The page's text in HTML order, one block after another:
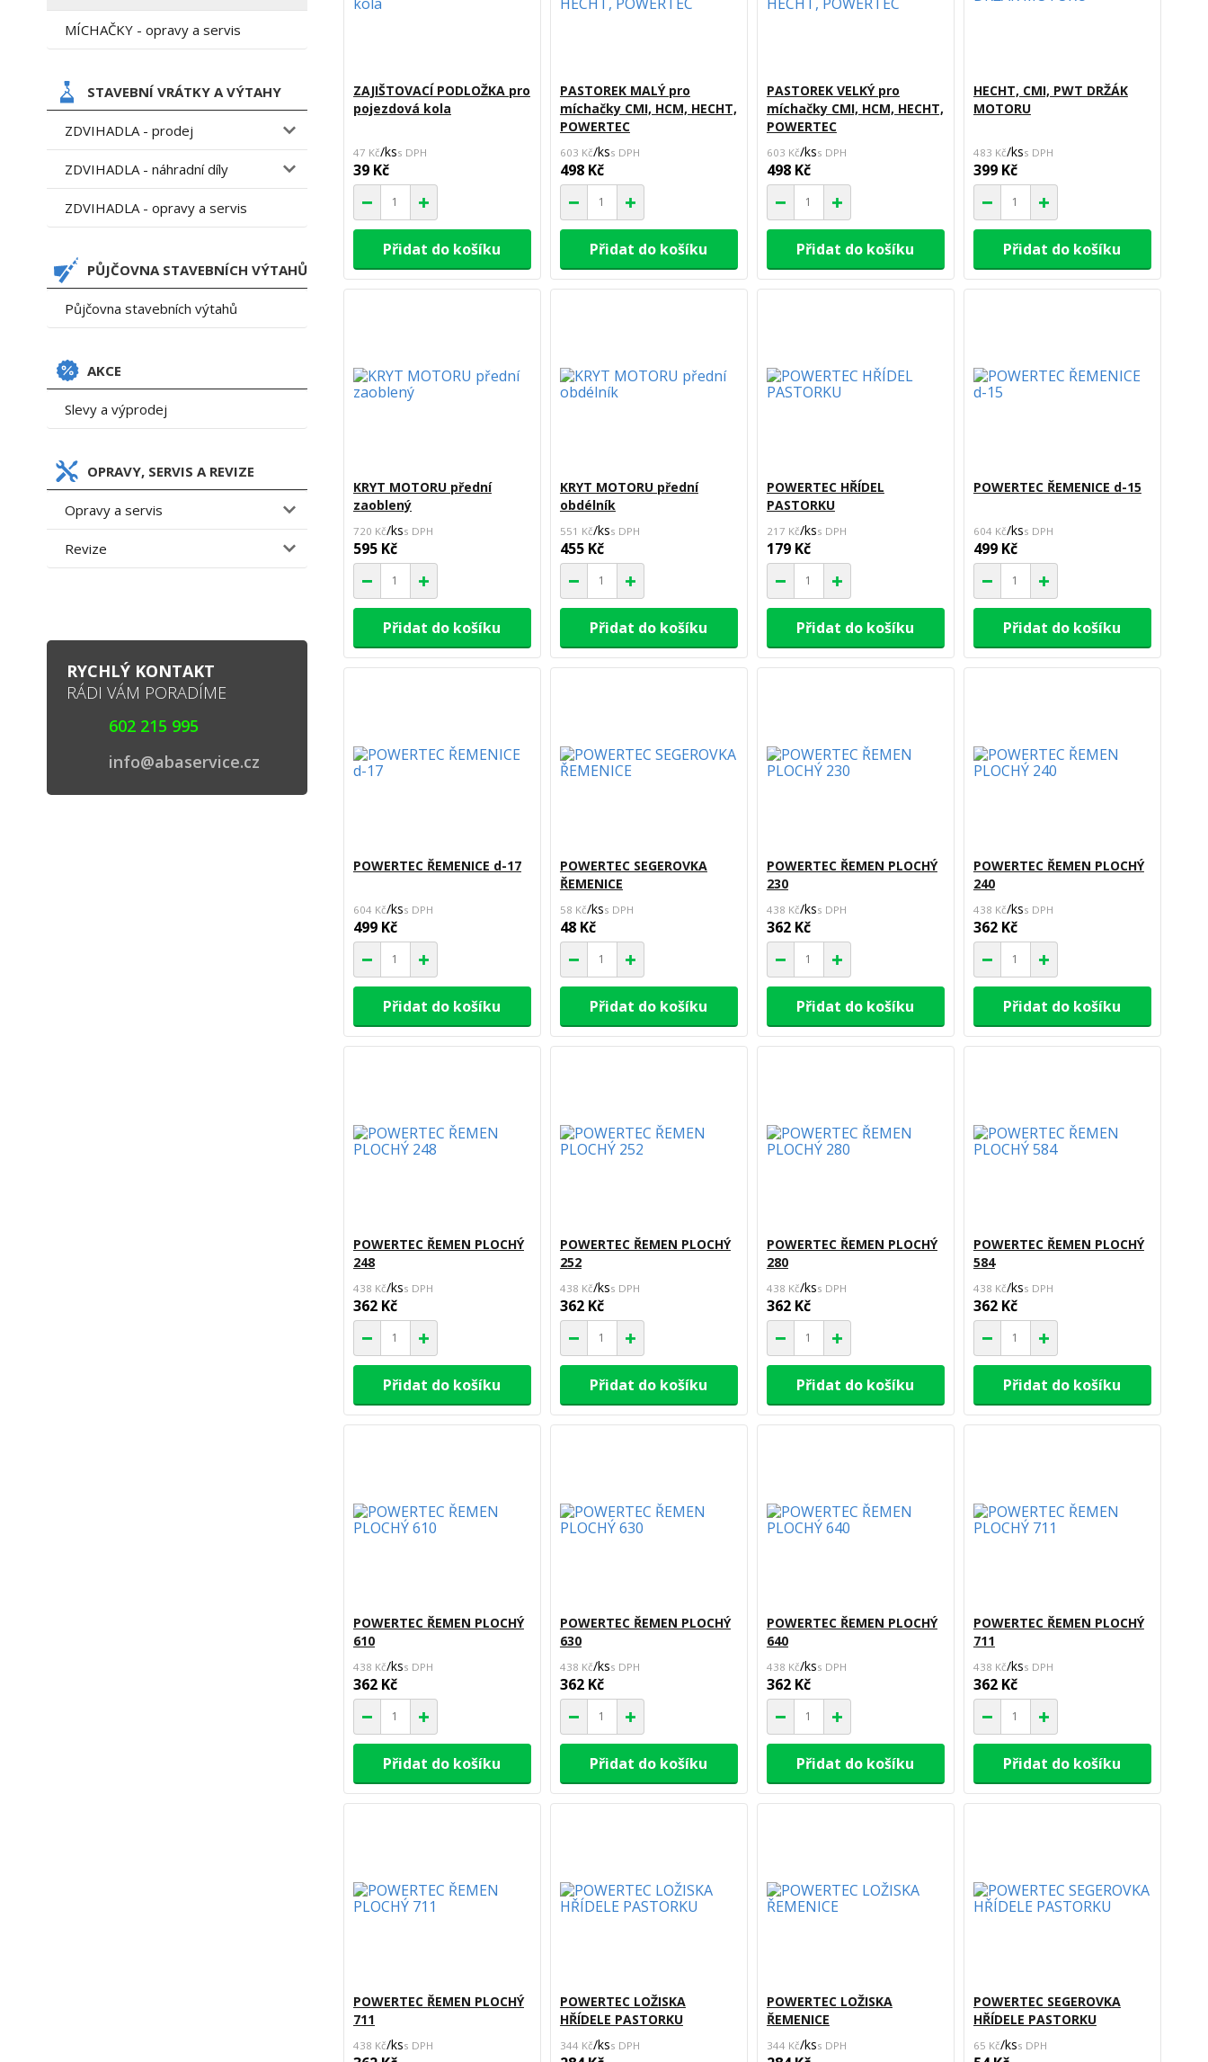
MÍCHAČKY - opravy a servis
STAVEBNÍ VRÁTKY A VÝTAHY
ZDVIHADLA - prodej
ZDVIHADLA - náhradní díly
ZDVIHADLA - opravy a servis
PŮJČOVNA STAVEBNÍCH VÝTAHŮ
Půjčovna stavebních výtahů
AKCE
Slevy a výprodej
OPRAVY, SERVIS A REVIZE
Opravy a servis
Revize
RYCHLÝ KONTAKT
RÁDI VÁM PORADÍME
602 215 995
info@abaservice.cz
ZAJIŠTOVACÍ PODLOŽKA pro
pojezdová kola
47 Kč/ks
39 Kč
Přidat do košíku
PASTOREK MALÝ pro
míchačky CMI, HCM, HECHT,
POWERTEC
603 Kč/ks
498 Kč
Přidat do košíku
PASTOREK VELKÝ pro
míchačky CMI, HCM, HECHT,
POWERTEC
603 Kč/ks
498 Kč
Přidat do košíku
HECHT, CMI, PWT DRŽÁK
MOTORU
483 Kč/ks
399 Kč
Přidat do košíku
KRYT MOTORU přední
zaoblený
720 Kč/ks
595 Kč
Přidat do košíku
KRYT MOTORU přední
obdélník
551 Kč/ks
455 Kč
Přidat do košíku
POWERTEC HŘÍDEL
PASTORKU
217 Kč/ks
179 Kč
Přidat do košíku
POWERTEC ŘEMENICE d-15
604 Kč/ks
499 Kč
Přidat do košíku
POWERTEC ŘEMENICE d-17
604 Kč/ks
499 Kč
Přidat do košíku
POWERTEC SEGEROVKA
ŘEMENICE
58 Kč/ks
48 Kč
Přidat do košíku
POWERTEC ŘEMEN PLOCHÝ
230
438 Kč/ks
362 Kč
Přidat do košíku
POWERTEC ŘEMEN PLOCHÝ
240
438 Kč/ks
362 Kč
Přidat do košíku
POWERTEC ŘEMEN PLOCHÝ
248
438 Kč/ks
362 Kč
Přidat do košíku
POWERTEC ŘEMEN PLOCHÝ
252
438 Kč/ks
362 Kč
Přidat do košíku
POWERTEC ŘEMEN PLOCHÝ
280
438 Kč/ks
362 Kč
Přidat do košíku
POWERTEC ŘEMEN PLOCHÝ
584
438 Kč/ks
362 Kč
Přidat do košíku
POWERTEC ŘEMEN PLOCHÝ
610
438 Kč/ks
362 Kč
Přidat do košíku
POWERTEC ŘEMEN PLOCHÝ
630
438 Kč/ks
362 Kč
Přidat do košíku
POWERTEC ŘEMEN PLOCHÝ
640
438 Kč/ks
362 Kč
Přidat do košíku
POWERTEC ŘEMEN PLOCHÝ
711
438 Kč/ks
362 Kč
Přidat do košíku
POWERTEC ŘEMEN PLOCHÝ
711
438 Kč/ks
POWERTEC LOŽISKA
HŘÍDELE PASTORKU
344 Kč/ks
POWERTEC LOŽISKA
ŘEMENICE
344 Kč/ks
POWERTEC SEGEROVKA
HŘÍDELE PASTORKU
65 Kč/ks